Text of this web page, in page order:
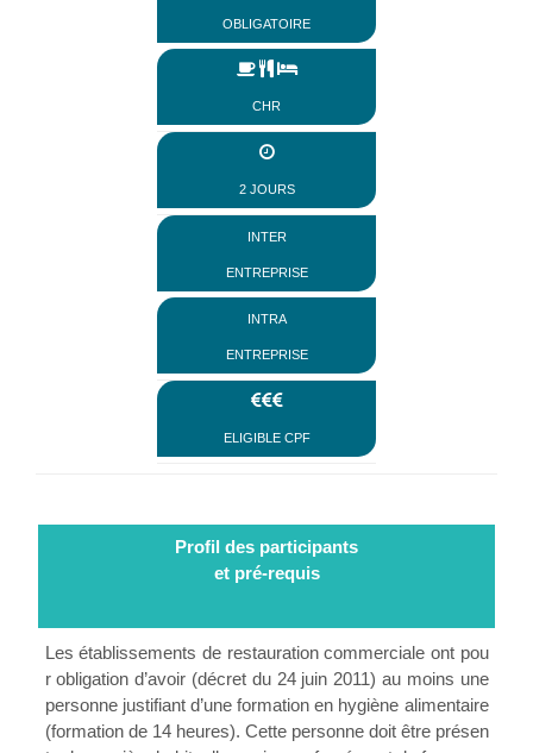
obligatoire
CHR
2 jours
inter
entreprise
intra
entreprise
Eligible CPF
Profil des participants
et pré-requis
Les établissements de restauration commerciale ont pou
r obligation d’avoir (décret du 24 juin 2011) au moins une
personne justifiant d’une formation en hygiène alimentaire
(formation de 14 heures). Cette personne doit être présen